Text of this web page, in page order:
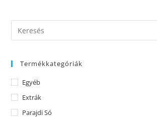
Termékkategóriák
Egyéb
Extrák
Parajdi Só